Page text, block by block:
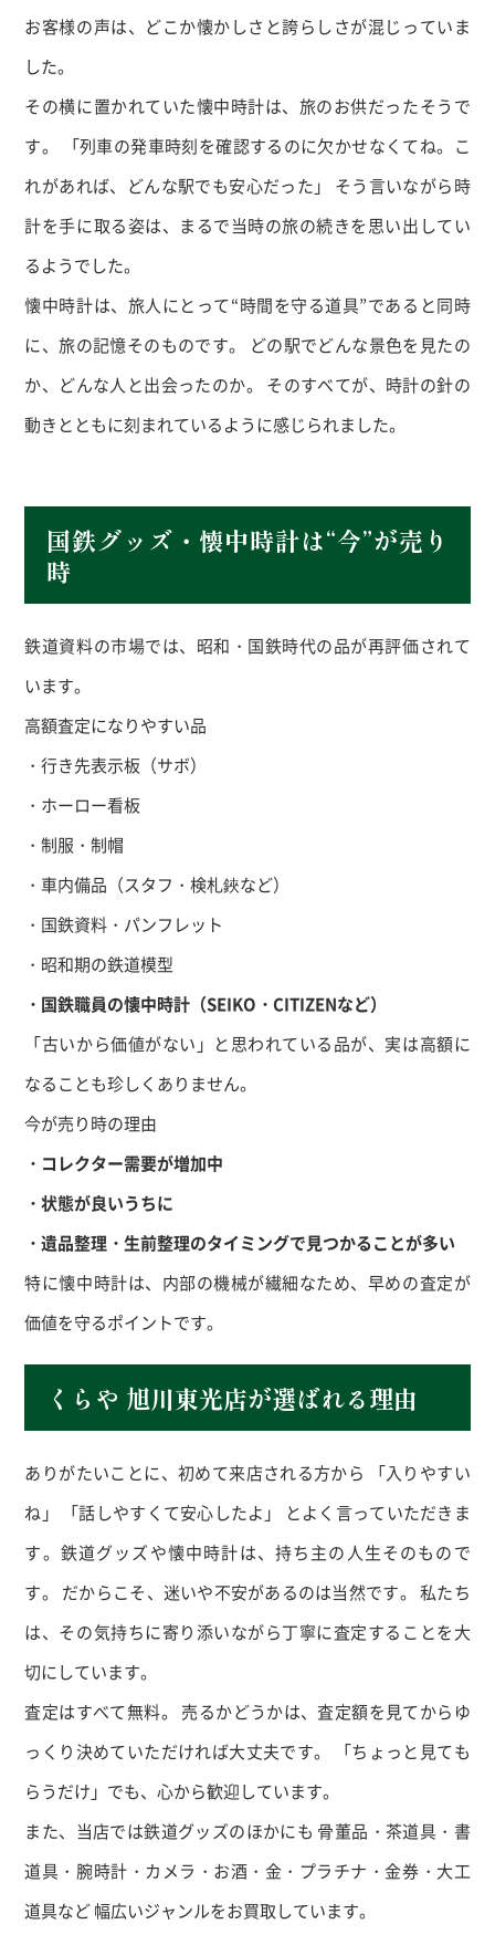
お客様の声は、どこか懐かしさと誇らしさが混じっていま
した。
その横に置かれていた懐中時計は、旅のお供だったそうで
す。 「列車の発車時刻を確認するのに欠かせなくてね。こ
れがあれば、どんな駅でも安心だった」 そう言いながら時
計を手に取る姿は、まるで当時の旅の続きを思い出してい
るようでした。
懐中時計は、旅人にとって“時間を守る道具”であると同時
に、旅の記憶そのものです。 どの駅でどんな景色を見たの
か、どんな人と出会ったのか。 そのすべてが、時計の針の
動きとともに刻まれているように感じられました。
国鉄グッズ・懐中時計は“今”が売り
時
鉄道資料の市場では、昭和・国鉄時代の品が再評価されて
います。
高額査定になりやすい品
・行き先表示板（サボ）
・ホーロー看板
・制服・制帽
・車内備品（スタフ・検札鋏など）
・国鉄資料・パンフレット
・昭和期の鉄道模型
・国鉄職員の懐中時計（SEIKO ・CITIZENなど）
「古いから価値がない」と思われている品が、実は高額に
なることも珍しくありません。
今が売り時の理由
・コレクター需要が増加中
・状態が良いうちに
・遺品整理・生前整理のタイミングで見つかることが多い
特に懐中時計は、内部の機械が繊細なため、早めの査定が
価値を守るポイントです。
くらや 旭川東光店が選ばれる理由
ありがたいことに、初めて来店される方から 「入りやすい
ね」 「話しやすくて安心したよ」 とよく言っていただきま
す。鉄道グッズや懐中時計は、持ち主の人生そのもので
す。 だからこそ、迷いや不安があるのは当然です。 私たち
は、その気持ちに寄り添いながら丁寧に査定することを大
切にしています。
査定はすべて無料。 売るかどうかは、査定額を見てからゆ
っくり決めていただければ大丈夫です。 「ちょっと見ても
らうだけ」でも、心から歓迎しています。
また、当店では鉄道グッズのほかにも 骨董品・茶道具・書
道具・腕時計・カメラ・お酒・金・プラチナ・金券・大工
道具など 幅広いジャンルをお買取しています。